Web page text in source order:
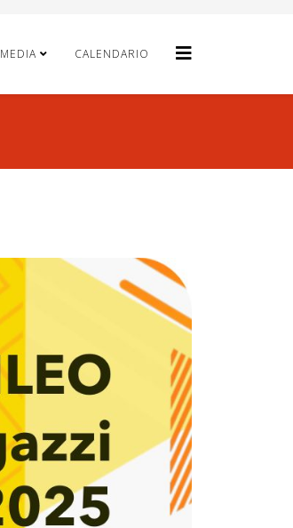
MEDIA CALENDARIO